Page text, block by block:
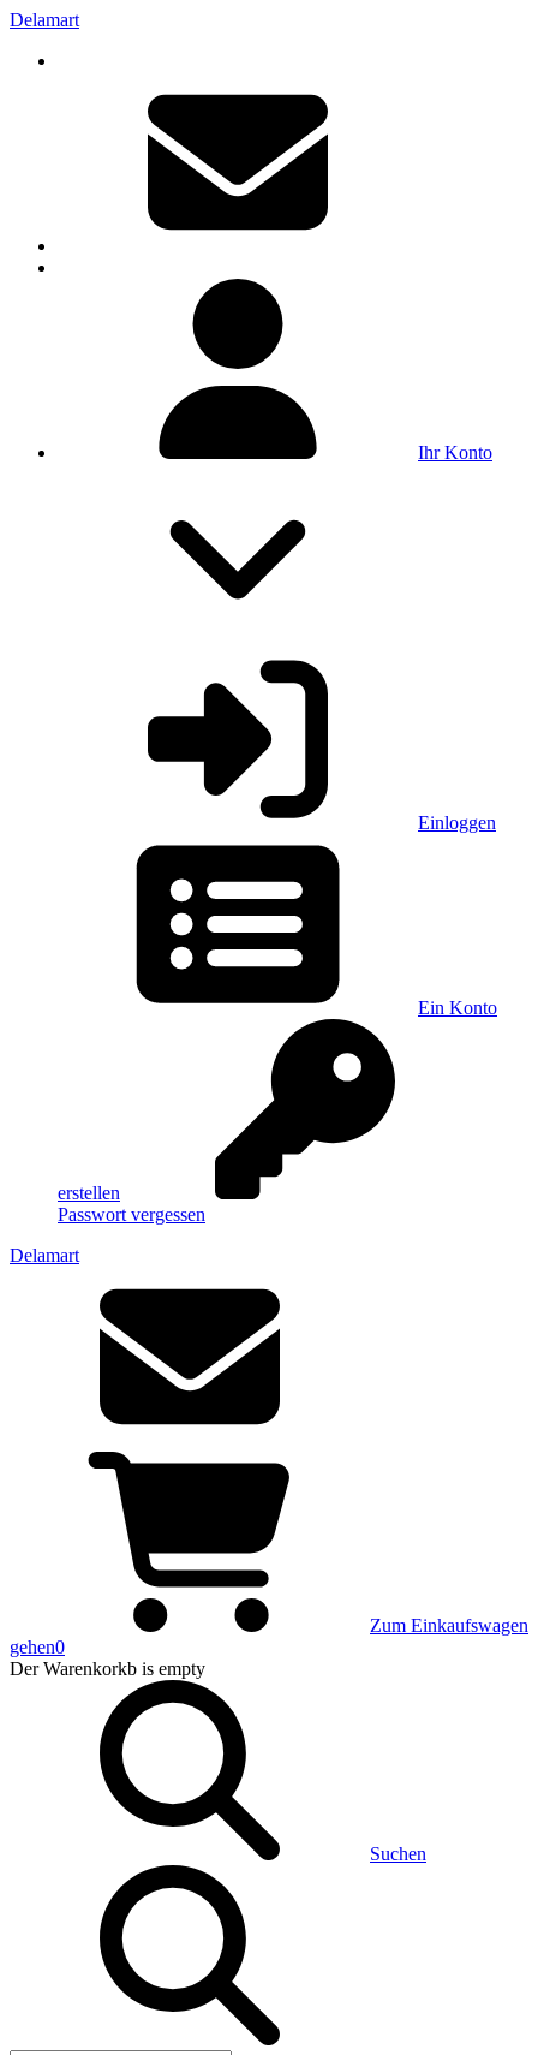
Delamart
Ihr Konto
Einloggen
Ein Konto
erstellen
Passwort vergessen
Delamart
Zum Einkaufswagen
gehen0
Der Warenkorkb is empty
Suchen